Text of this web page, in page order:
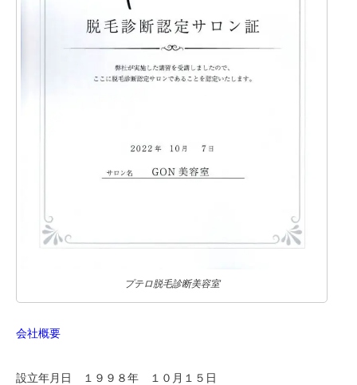
プテロ脱毛診断美容室
会社概要
設立年月日 １９９８年 １０月１５日